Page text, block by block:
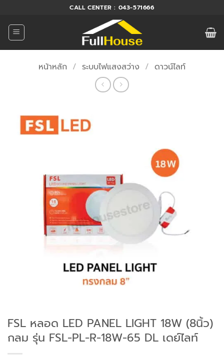
ยัง
เนื้อหา
CALL CENTER : 043-571666
หน้าหลัก / ระบบไฟแสงสว่าง / ดาวน์ไลท์
FSL หลอด LED PANEL LIGHT 18W (8นิ้ว)
กลม รุ่น FSL-PL-R-18W-65 DL เดย์ไลท์